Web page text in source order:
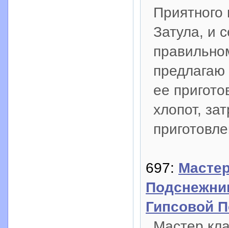
Затула, и
ее
хлопот,
697:
Гипсовой